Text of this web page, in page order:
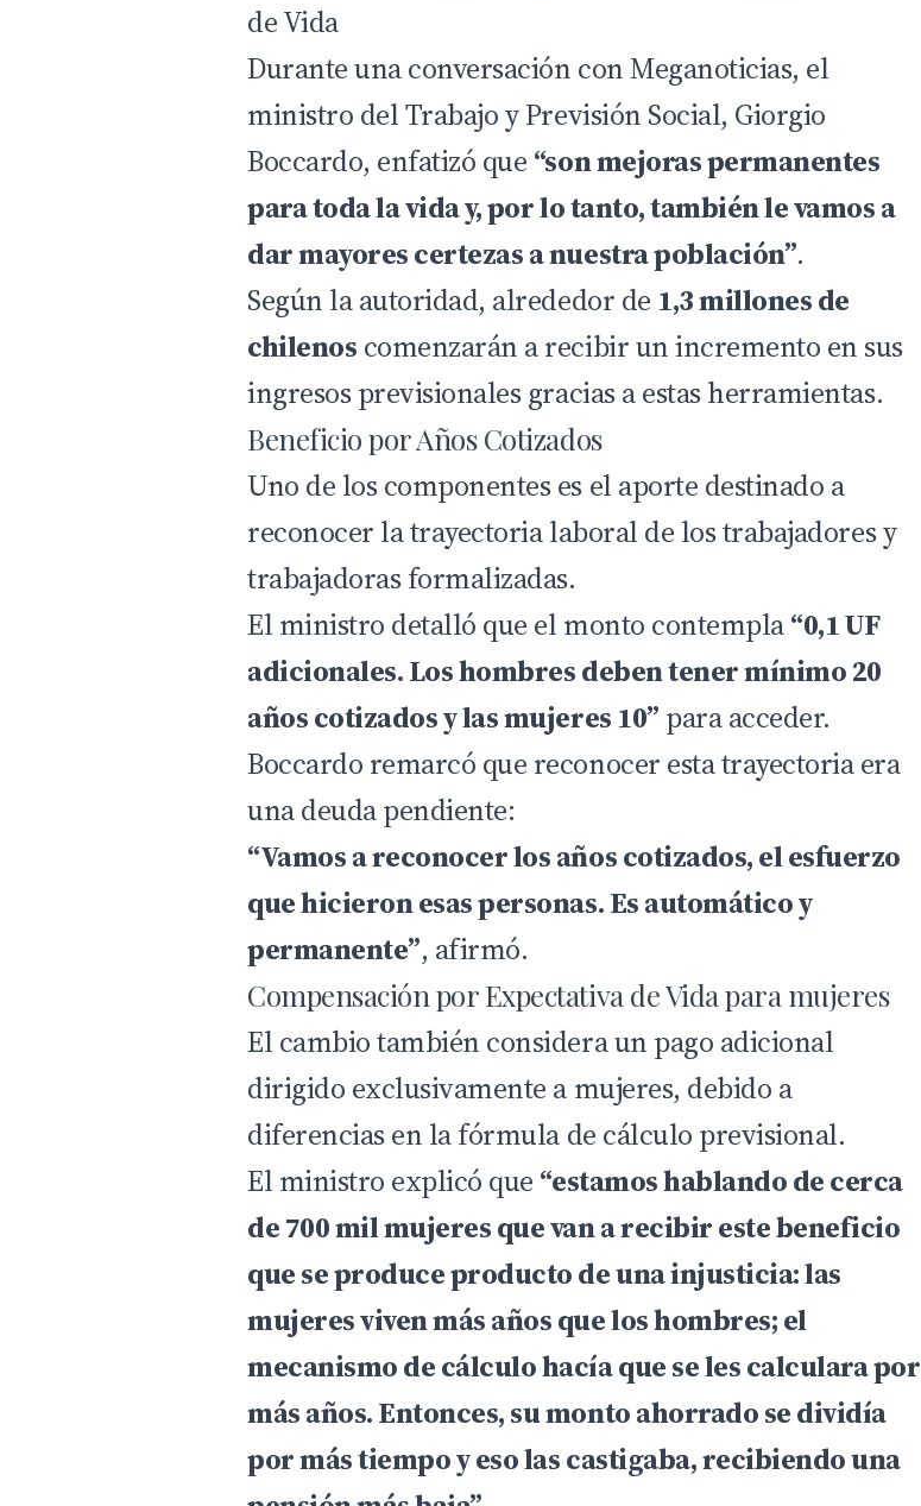
de Vida
Durante una conversación con Meganoticias, el
ministro del Trabajo y Previsión Social, Giorgio
Boccardo, enfatizó que “son mejoras permanentes
para toda la vida y, por lo tanto, también le vamos a
dar mayores certezas a nuestra población”.
Según la autoridad, alrededor de 1,3 millones de
chilenos comenzarán a recibir un incremento en sus
ingresos previsionales gracias a estas herramientas.
Beneficio por Años Cotizados
Uno de los componentes es el aporte destinado a
reconocer la trayectoria laboral de los trabajadores y
trabajadoras formalizadas.
El ministro detalló que el monto contempla“0,1 UF
adicionales. Los hombres deben tener mínimo 20
años cotizados y las mujeres 10” para acceder.
Boccardo remarcó que reconocer esta trayectoria era
una deuda pendiente:
“Vamos a reconocer los años cotizados, el esfuerzo
que hicieron esas personas. Es automático y
permanente”, afirmó.
Compensación por Expectativa de Vida para mujeres
El cambio también considera un pago adicional
dirigido exclusivamente a mujeres, debido a
diferencias en la fórmula de cálculo previsional.
El ministro explicó que “estamos hablando de cerca
de 700 mil mujeres que van a recibir este beneficio
que se produce producto de una injusticia: las
mujeres viven más años que los hombres; el
mecanismo de cálculo hacía que se les calculara por
más años. Entonces, su monto ahorrado se dividía
por más tiempo y eso las castigaba, recibiendo una